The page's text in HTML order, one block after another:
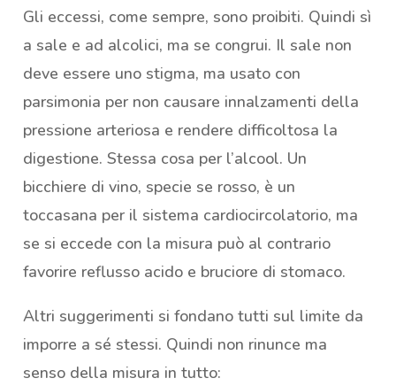
Gli eccessi, come sempre, sono proibiti. Quindi sì
a sale e ad alcolici, ma se congrui. Il sale non
deve essere uno stigma, ma usato con
parsimonia per non causare innalzamenti della
pressione arteriosa e rendere difficoltosa la
digestione. Stessa cosa per l’alcool. Un
bicchiere di vino, specie se rosso, è un
toccasana per il sistema cardiocircolatorio, ma
se si eccede con la misura può al contrario
favorire reflusso acido e bruciore di stomaco.
Altri suggerimenti si fondano tutti sul limite da
imporre a sé stessi. Quindi non rinunce ma
senso della misura in tutto: